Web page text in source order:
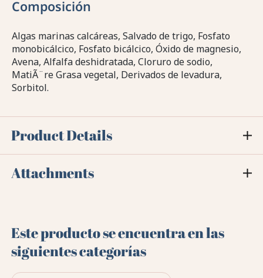
Composición
Algas marinas calcáreas, Salvado de trigo, Fosfato
monobicálcico, Fosfato bicálcico, Óxido de magnesio,
Avena, Alfalfa deshidratada, Cloruro de sodio,
MatiÃ¨re Grasa vegetal, Derivados de levadura,
Sorbitol.
Product Details
Attachments
Este producto se encuentra en las
siguientes categorías